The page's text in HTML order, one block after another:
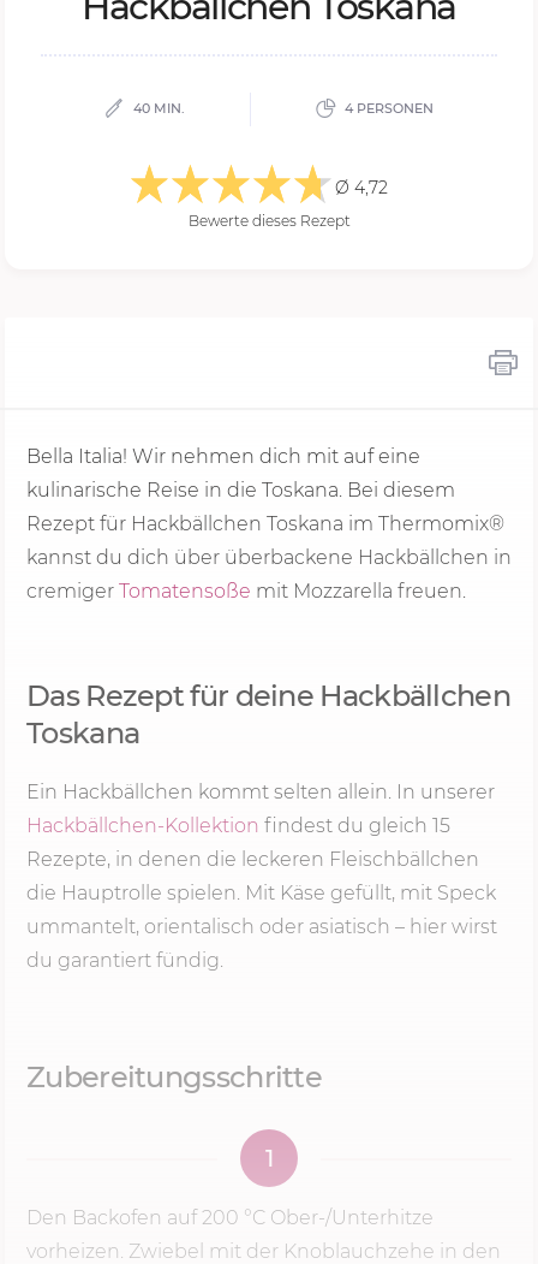
40 MIN. 4 PERSONEN
Ø 4,72
Bewerte dieses Rezept
Bella Italia! Wir nehmen dich mit auf eine
kulinarische Reise in die Toskana. Bei diesem
Rezept für Hackbällchen Toskana im Thermomix®
kannst du dich über überbackene Hackbällchen in
cremiger Tomatensoße mit Mozzarella freuen.
Das Rezept für deine Hackbällchen
Toskana
Ein Hackbällchen kommt selten allein. In unserer
Hackbällchen-Kollektion findest du gleich 15
Rezepte, in denen die leckeren Fleischbällchen
die Hauptrolle spielen. Mit Käse gefüllt, mit Speck
ummantelt, orientalisch oder asiatisch – hier wirst
du garantiert fündig.
Zubereitungsschritte
1
Den Backofen auf 200 °C Ober-/Unterhitze
vorheizen. Zwiebel mit der Knoblauchzehe in den